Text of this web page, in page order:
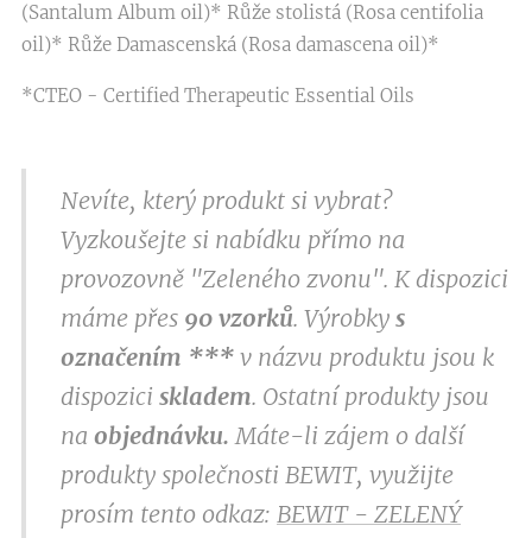
(Santalum Album oil)* Růže stolistá (Rosa centifolia
oil)* Růže Damascenská (Rosa damascena oil)*
*CTEO - Certified Therapeutic Essential Oils
Nevíte, který produkt si vybrat?
Vyzkoušejte si nabídku přímo na
provozovně "Zeleného zvonu". K dispozici
máme přes 90 vzorků. Výrobky s
označením *** v názvu produktu jsou k
dispozici skladem. Ostatní produkty jsou
na objednávku. Máte-li zájem o další
produkty společnosti BEWIT, využijte
prosím tento odkaz: BEWIT - ZELENÝ